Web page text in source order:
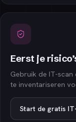
Eerst je
Gebruik de IT-scan
te inventariseren
Start de gratis